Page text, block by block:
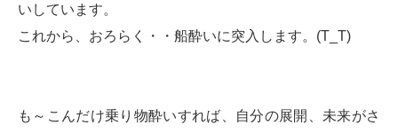
いしています。
これから、おろらく・・船酔いに突入します。(T_T)
も～こんだけ乗り物酔いすれば、自分の展開、未来がさ